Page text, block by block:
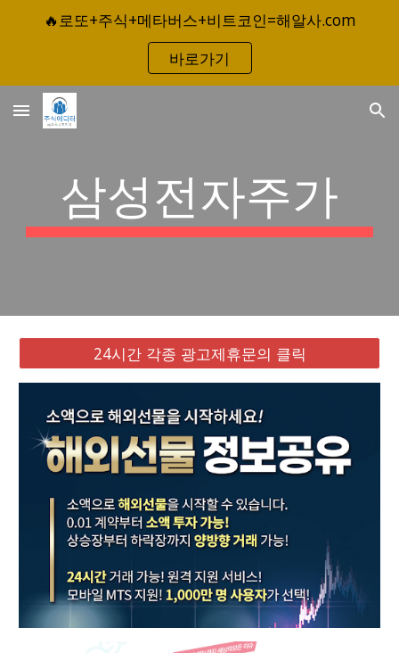
Skip to main content Skip to navigation
🔥로또+주식+메타버스+비트코인=해알사.com
바로가기
삼성전자주가
24시간 각종 광고제휴문의 클릭